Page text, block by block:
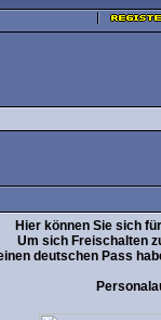
Hier können Sie sich
Um sich Freischalten
deutschen Pass